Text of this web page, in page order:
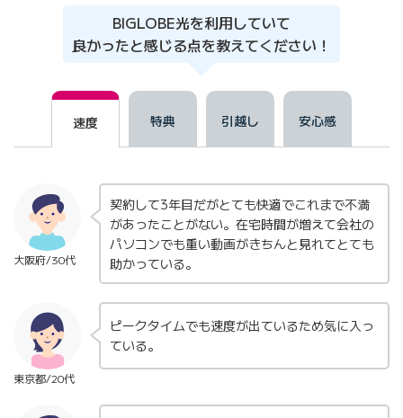
BIGLOBE光を利用していて
良かったと感じる点を教えてください！
速度 特典 引越し 安心感
大阪府/30代
契約して3年目だがとても快適でこれまで不満
があったことがない。在宅時間が増えて会社の
パソコンでも重い動画がきちんと見れてとても
助かっている。
東京都/20代
ピークタイムでも速度が出ているため気に入っ
ている。